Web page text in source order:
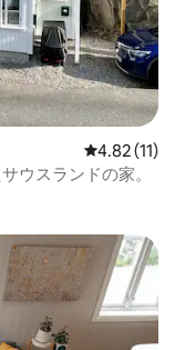
レビュー11
4.82 (11)
ウスランドの家。